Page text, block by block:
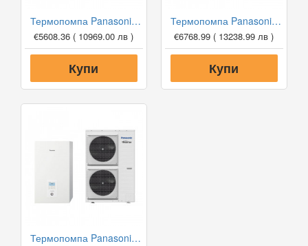
Термопомпа Panasonic Aquarea WH-SDC0709J3E5/WH-UD07JE5, 7 kW, отопление, охлаждане и БГВ
€5608.36 ( 10969.00 лв )
Купи
Термопомпа Panasonic Aquarea WH-SXC09H3E5/WH-UX09HE5 T-CAP, 9 kW, отопление, охлаждане и БГВ
€6768.99 ( 13238.99 лв )
Купи
Термопомпа Panasonic Aquarea WH-SDC12H6E5/WH-UD12HE5, 12 kW, отопление, охлаждане и БГВ